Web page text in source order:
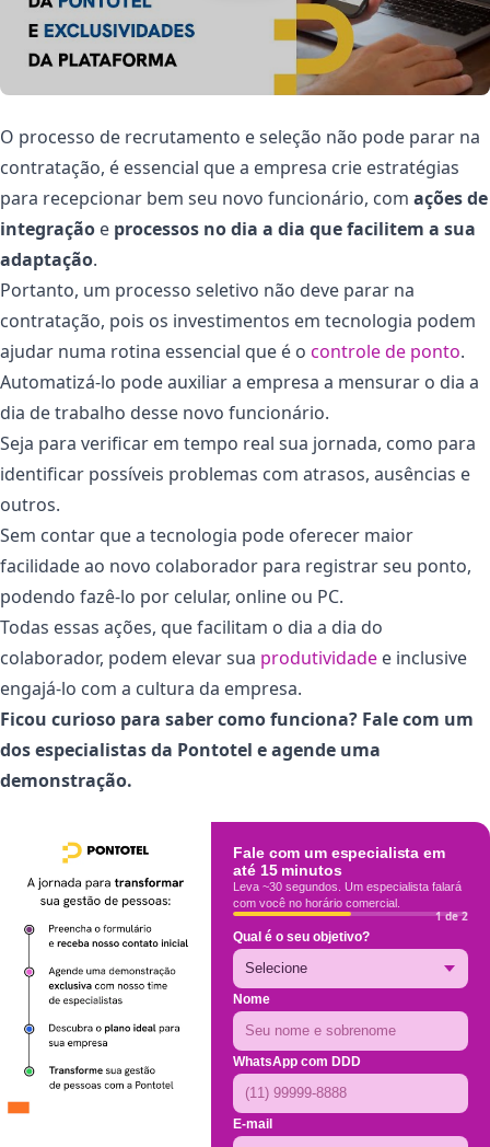
O processo de recrutamento e seleção não pode parar na
contratação, é essencial que a empresa crie estratégias
para recepcionar bem seu novo funcionário, com ações de
integração e processos no dia a dia que facilitem a sua
adaptação.
Portanto, um processo seletivo não deve parar na
contratação, pois os investimentos em tecnologia podem
ajudar numa rotina essencial que é o controle de ponto.
Automatizá-lo pode auxiliar a empresa a mensurar o dia a
dia de trabalho desse novo funcionário.
Seja para verificar em tempo real sua jornada, como para
identificar possíveis problemas com atrasos, ausências e
outros.
Sem contar que a tecnologia pode oferecer maior
facilidade ao novo colaborador para registrar seu ponto,
podendo fazê-lo por celular, online ou PC.
Todas essas ações, que facilitam o dia a dia do
colaborador, podem elevar sua produtividade e inclusive
engajá-lo com a cultura da empresa.
Ficou curioso para saber como funciona? Fale com um
dos especialistas da Pontotel e agende uma
demonstração.
Fale com um especialista em
até 15 minutos
Leva ~30 segundos. Um especialista falará
com você no horário comercial.
1 de 2
Qual é o seu objetivo?
Nome
WhatsApp com DDD
E-mail